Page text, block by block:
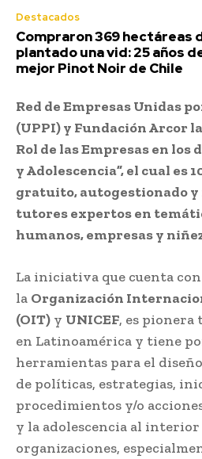
Destacados
Compraron 369 hectáreas
plantado una vid: 25 años
mejor Pinot Noir de Chile
Red de Empresas Unidas
(UPPI) y Fundación Arcor
Rol de las Empresas en los
y Adolescencia”, el cual es
gratuito, autogestionado
tutores expertos en
humanos, empresas y
La iniciativa que cuenta
la Organización
(OIT) y UNICEF, es pionera
en Latinoamérica y tiene
herramientas para el
de políticas, estrategias,
procedimientos y/o
y la adolescencia al interior
organizaciones,